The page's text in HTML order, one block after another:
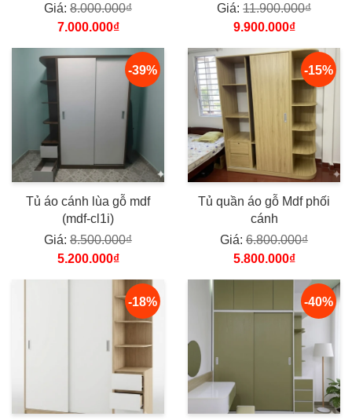
Giá: 8.000.000₫
7.000.000₫
Giá: 11.900.000₫
9.900.000₫
-39%
Tủ áo cánh lùa gỗ mdf
(mdf-cl1i)
Giá: 8.500.000₫
5.200.000₫
-15%
Tủ quần áo gỗ Mdf phối
cánh
Giá: 6.800.000₫
5.800.000₫
-18% -40%